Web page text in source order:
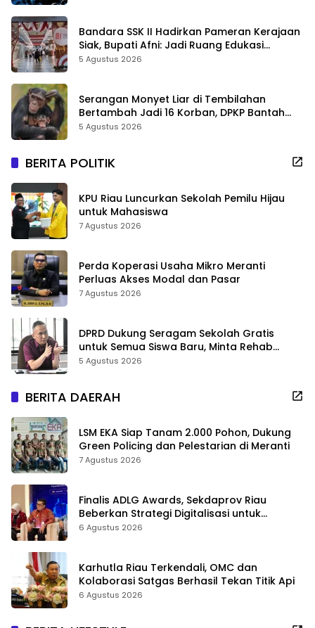
Bandara SSK II Hadirkan Pameran Kerajaan
Siak, Bupati Afni: Jadi Ruang Edukasi
Sejarah Riau
5 Agustus 2026
Serangan Monyet Liar di Tembilahan
Bertambah Jadi 16 Korban, DPKP Bantah
Video Gerombolan Viral
5 Agustus 2026
BERITA POLITIK
KPU Riau Luncurkan Sekolah Pemilu Hijau
untuk Mahasiswa
7 Agustus 2026
Perda Koperasi Usaha Mikro Meranti
Perluas Akses Modal dan Pasar
7 Agustus 2026
DPRD Dukung Seragam Sekolah Gratis
untuk Semua Siswa Baru, Minta Rehab
Sekolah Jangan Dikurangi
5 Agustus 2026
BERITA DAERAH
LSM EKA Siap Tanam 2.000 Pohon, Dukung
Green Policing dan Pelestarian di Meranti
7 Agustus 2026
Finalis ADLG Awards, Sekdaprov Riau
Beberkan Strategi Digitalisasi untuk
Tingkatkan Layanan Publik
6 Agustus 2026
Karhutla Riau Terkendali, OMC dan
Kolaborasi Satgas Berhasil Tekan Titik Api
6 Agustus 2026